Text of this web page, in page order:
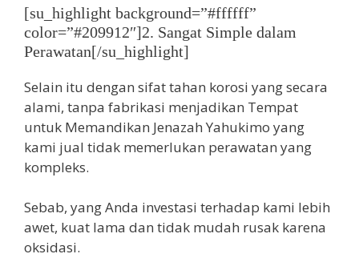
[su_highlight background=”#ffffff”
color=”#209912″]2. Sangat Simple dalam
Perawatan[/su_highlight]
Selain itu dengan sifat tahan korosi yang secara
alami, tanpa fabrikasi menjadikan Tempat
untuk Memandikan Jenazah Yahukimo yang
kami jual tidak memerlukan perawatan yang
kompleks.
Sebab, yang Anda investasi terhadap kami lebih
awet, kuat lama dan tidak mudah rusak karena
oksidasi.